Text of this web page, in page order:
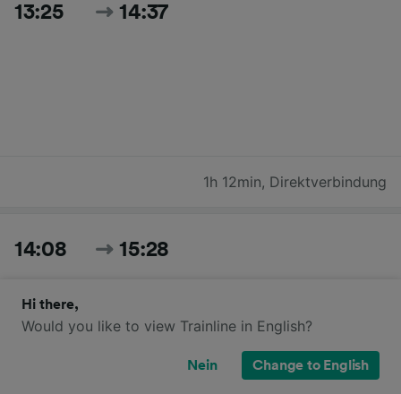
13:25 14:37
1h 12min, Direktverbindung
14:08 15:28
Hi there,
Would you like to view Trainline in English?
Nein Change to English